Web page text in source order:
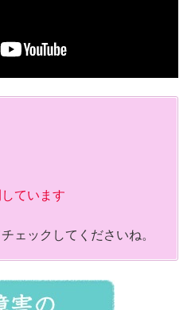
ています
ェックしてくださいね。